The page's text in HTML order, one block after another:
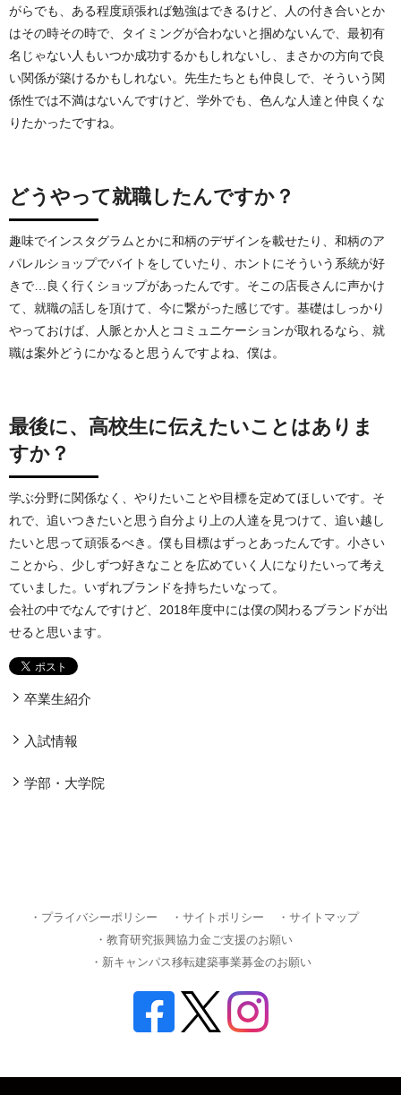
がらでも、ある程度頑張れば勉強はできるけど、人の付き合いとか
はその時その時で、タイミングが合わないと掴めないんで、最初有
名じゃない人もいつか成功するかもしれないし、まさかの方向で良
い関係が築けるかもしれない。先生たちとも仲良しで、そういう関
係性では不満はないんですけど、学外でも、色んな人達と仲良くな
りたかったですね。
どうやって就職したんですか？
趣味でインスタグラムとかに和柄のデザインを載せたり、和柄のア
パレルショップでバイトをしていたり、ホントにそういう系統が好
きで…良く行くショップがあったんです。そこの店長さんに声かけ
て、就職の話しを頂けて、今に繋がった感じです。基礎はしっかり
やっておけば、人脈とか人とコミュニケーションが取れるなら、就
職は案外どうにかなると思うんですよね、僕は。
最後に、高校生に伝えたいことはありま
すか？
学ぶ分野に関係なく、やりたいことや目標を定めてほしいです。そ
れで、追いつきたいと思う自分より上の人達を見つけて、追い越し
たいと思って頑張るべき。僕も目標はずっとあったんです。小さい
ことから、少しずつ好きなことを広めていく人になりたいって考え
ていました。いずれブランドを持ちたいなって。
会社の中でなんですけど、2018年度中には僕の関わるブランドが出
せると思います。
卒業生紹介
入試情報
学部・大学院
・プライバシーポリシー ・サイトポリシー
・サイトマップ
・教育研究振興協力金ご支援のお願い
・新キャンパス移転建築事業募金のお願い